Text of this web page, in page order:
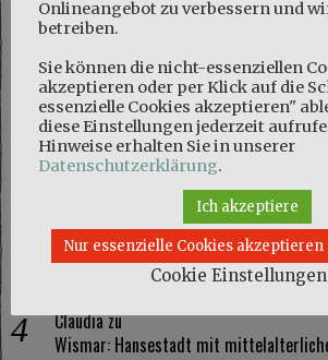
NEUESTE KOMMENTARE
Mariezu
Naturschutzgebiet Kösterbeck und eine
Olaf Schmidtzu
Naturschutzgebiet Kösterbeck und eine
Marie zu
Wismar: Hansestadt mit
Claudiazu
Wismar: Hansestadt mit
Onlineangebot zu verbessern und
betreiben.
Sie können die nicht-essenziellen
akzeptieren oder per Klick auf die
essenzielle Cookies akzeptieren"
diese Einstellungen jederzeit
Hinweise erhalten Sie in unserer
Datenschutzerklärung.
Ich akzeptiere
Nur essenzielle Cookies akzeptieren
Cookie Einstellungen